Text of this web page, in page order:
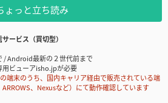
ょっと立ち読み
ービス（買切型）
/ Android最新の２世代前まで
ビューアisho.jpが必要
末のうち、国内キャリア経由で販売されている端
、Nexusなど）にて動作確認しています